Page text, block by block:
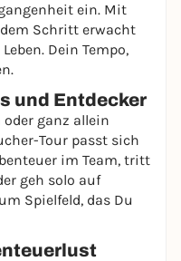
ein. Mit
Schritt erwacht
Dein Tempo,
und Entdecker
oder ganz allein
Tour passt sich
im Team, tritt
geh solo auf
Spielfeld, das Du